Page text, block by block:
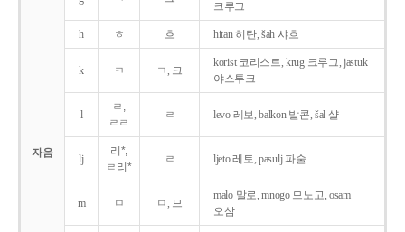
자음
크루그
h ㅎ 흐 hitan 히탄, šah 샤흐
k ㅋ ㄱ, 크
korist 코리스트, krug 크루그, jastuk
야스투크
l
ㄹ,
ㄹㄹ
ㄹ levo 레보, balkon 발콘, šal 샬
lj
리*,
ㄹ리*
ㄹ ljeto 레토, pasulj 파술
m ㅁ ㅁ, 므
malo 말로, mnogo 므노고, osam
오삼